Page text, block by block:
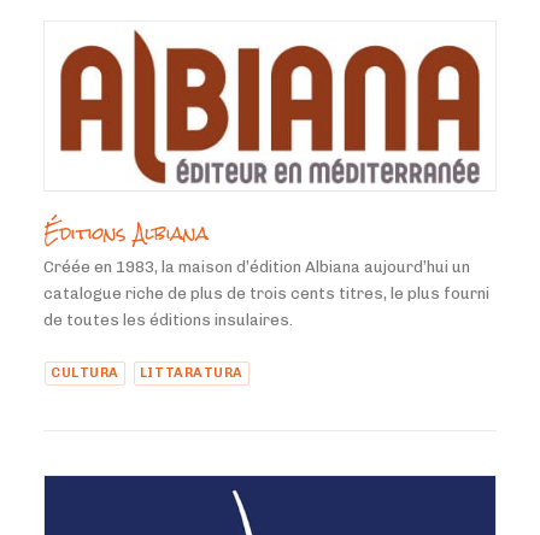
Éditions Albiana
Créée en 1983, la maison d’édition Albiana aujourd’hui un
catalogue riche de plus de trois cents titres, le plus fourni
de toutes les éditions insulaires.
CULTURA LITTARATURA